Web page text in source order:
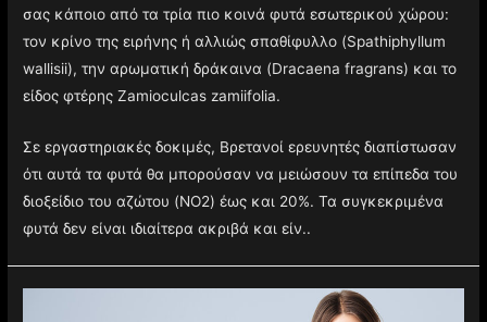
σας κάποιο από τα τρία πιο κοινά φυτά εσωτερικού χώρου:
τον κρίνο της ειρήνης ή αλλιώς σπαθίφυλλο (Spathiphyllum
wallisii), την αρωματική δράκαινα (Dracaena fragrans) και το
είδος φτέρης Zamioculcas zamiifolia.
Σε εργαστηριακές δοκιμές, Βρετανοί ερευνητές διαπίστωσαν
ότι αυτά τα φυτά θα μπορούσαν να μειώσουν τα επίπεδα του
διοξείδιο του αζώτου (NO2) έως και 20%. Τα συγκεκριμένα
φυτά δεν είναι ιδιαίτερα ακριβά και είν..